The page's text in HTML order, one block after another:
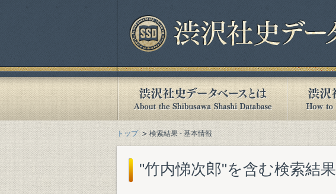
トップ 検索結果 - 基本情報
"竹内悌次郎"を含む検索結果